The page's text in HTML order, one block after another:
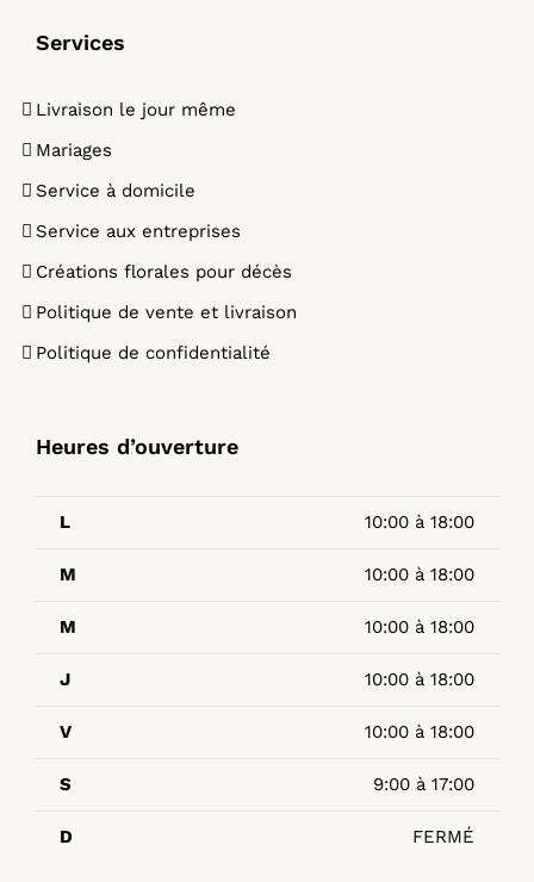
Services
Livraison le jour même
Mariages
Service à domicile
Service aux entreprises
Créations florales pour décès
Politique de vente et livraison
Politique de confidentialité
Heures d’ouverture
L 10:00 à 18:00
M 10:00 à 18:00
M 10:00 à 18:00
J 10:00 à 18:00
V 10:00 à 18:00
S 9:00 à 17:00
D FERMÉ